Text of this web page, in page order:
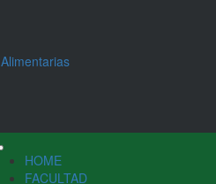
HOME
FACULTAD